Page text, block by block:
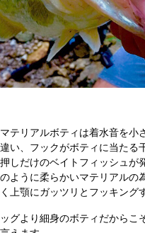
テリアルボティは着水音を小
い、フックがボティに当たる
しだけのベイトフィッシュが
ように柔らかいマテリアルの
上顎にガッツリとフッキング
グより細身のボティだからこ